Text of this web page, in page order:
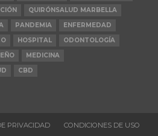
QUIRÓNSALUD MARBELLA
PANDEMIA
ENFERMEDAD
HOSPITAL
ODONTOLOGÍA
MEDICINA
CBD
PRIVACIDAD CONDICIONES DE USO